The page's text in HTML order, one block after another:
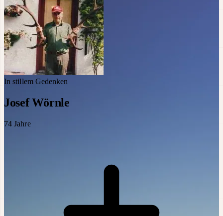
In stillem Gedenken
Josef Wörnle
74 Jahre